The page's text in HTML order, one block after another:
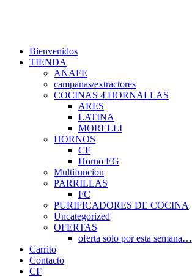
Bienvenidos
TIENDA
ANAFE
campanas/extractores
COCINAS 4 HORNALLAS
ARES
LATINA
MORELLI
HORNOS
CF
Horno EG
Multifuncion
PARRILLAS
FC
PURIFICADORES DE COCINA
Uncategorized
OFERTAS
oferta solo por esta semana…
Carrito
Contacto
CF